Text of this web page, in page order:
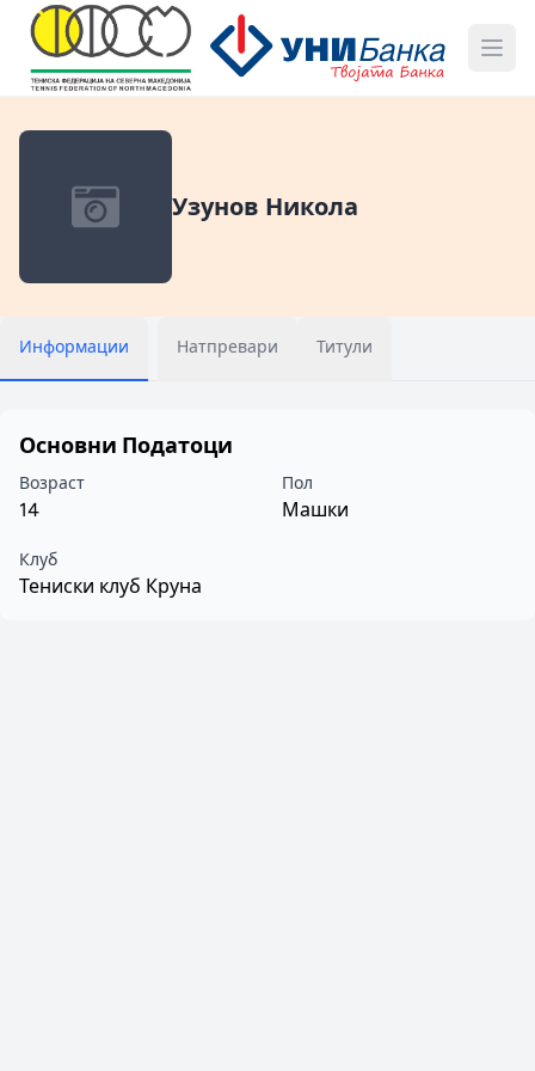
Узунов Никола
Информации Натпревари Титули
Основни Податоци
Возраст
14
Пол
Машки
Клуб
Тениски клуб Круна